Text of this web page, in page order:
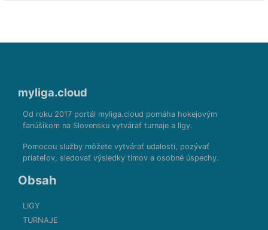
myliga.cloud
Od roku 2017 portál myliga.cloud pomáha hokejovým
fanúšikom na Slovensku vytvárať turnaje a ligy.
Pomocou služby môžete vytvárať udalosti, pozývať
priateľov, sledovať výsledky tímov a osobné úspechy.
Obsah
LIGY
TURNAJE